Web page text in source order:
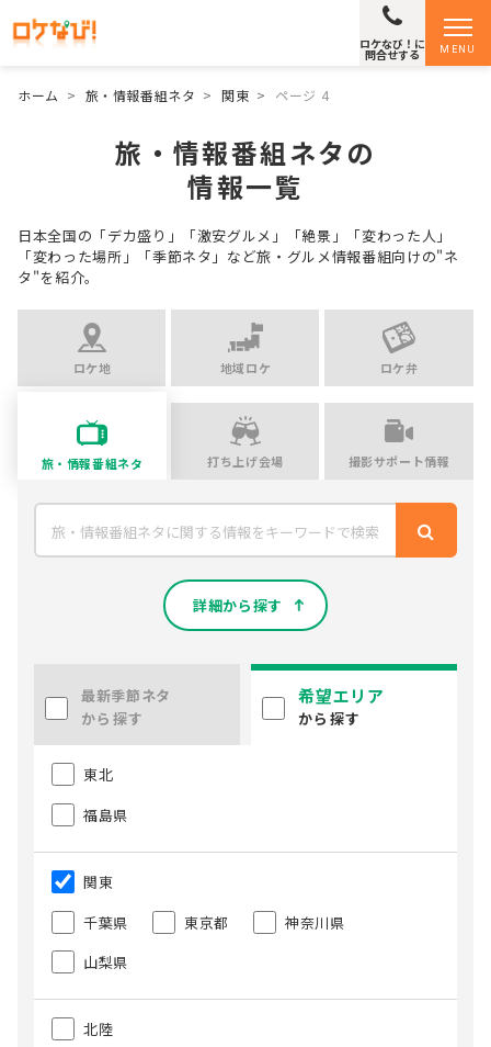
MENU
ロケなび！に
問合せする
ホーム > 旅・情報番組ネタ > 関東 > ページ 4
旅・情報番組ネタの
情報一覧
日本全国の「デカ盛り」「激安グルメ」「絶景」「変わった人」
「変わった場所」「季節ネタ」など旅・グルメ情報番組向けの"ネ
タ"を紹介。
ロケ地 地域ロケ ロケ弁
旅・情報番組ネタ 打ち上げ会場 撮影サポート情報
詳細から探す
最新季節ネタ
から探す
希望エリア
から探す
東北
福島県
関東
千葉県
東京都
神奈川県
山梨県
北陸